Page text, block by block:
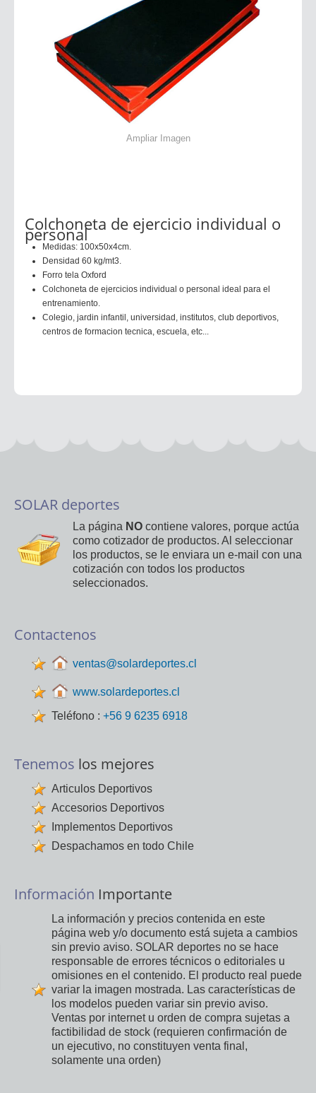
Ampliar Imagen
Colchoneta de ejercicio individual o
personal
Medidas: 100x50x4cm.
Densidad 60 kg/mt3.
Forro tela Oxford
Colchoneta de ejercicios individual o personal ideal para el
entrenamiento.
Colegio, jardin infantil, universidad, institutos, club deportivos,
centros de formacion tecnica, escuela, etc...
SOLAR deportes
La página NO contiene valores, porque actúa
como cotizador de productos. Al seleccionar
los productos, se le enviara un e-mail con una
cotización con todos los productos
seleccionados.
Contactenos
ventas@solardeportes.cl
www.solardeportes.cl
Teléfono : +56 9 6235 6918
Tenemos los mejores
Articulos Deportivos
Accesorios Deportivos
Implementos Deportivos
Despachamos en todo Chile
Información Importante
La información y precios contenida en este
página web y/o documento está sujeta a cambios
sin previo aviso. SOLAR deportes no se hace
responsable de errores técnicos o editoriales u
omisiones en el contenido. El producto real puede
variar la imagen mostrada. Las características de
los modelos pueden variar sin previo aviso.
Ventas por internet u orden de compra sujetas a
factibilidad de stock (requieren confirmación de
un ejecutivo, no constituyen venta final,
solamente una orden)